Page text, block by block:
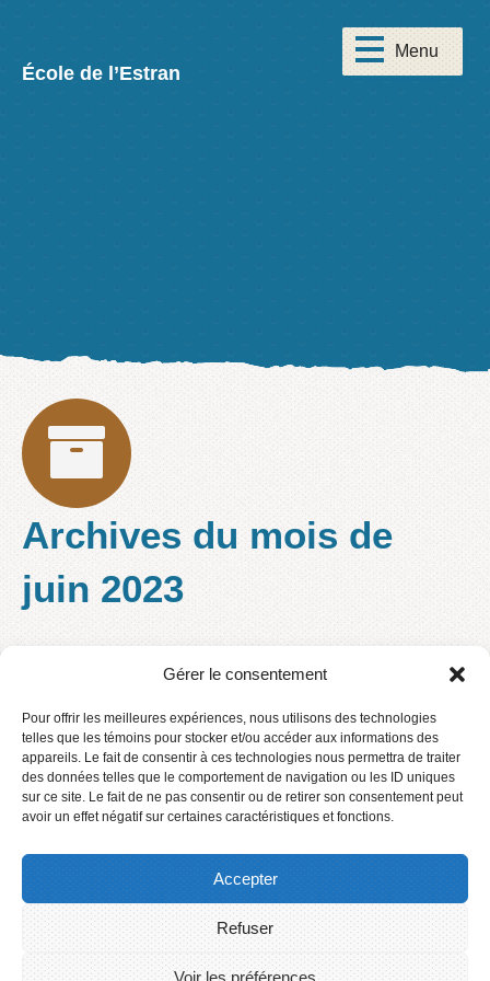
Gérer le consentement
Pour offrir les meilleures expériences, nous utilisons des technologies
telles que les témoins pour stocker et/ou accéder aux informations des
appareils. Le fait de consentir à ces technologies nous permettra de traiter
des données telles que le comportement de navigation ou les ID uniques
sur ce site. Le fait de ne pas consentir ou de retirer son consentement peut
avoir un effet négatif sur certaines caractéristiques et fonctions.
Accepter
Refuser
Voir les préférences
École de l’Estran
Archives du mois de
juin 2023
2023-2024
Les listes 2023-2024 sont maintenant disponibles !
Accueil Contact